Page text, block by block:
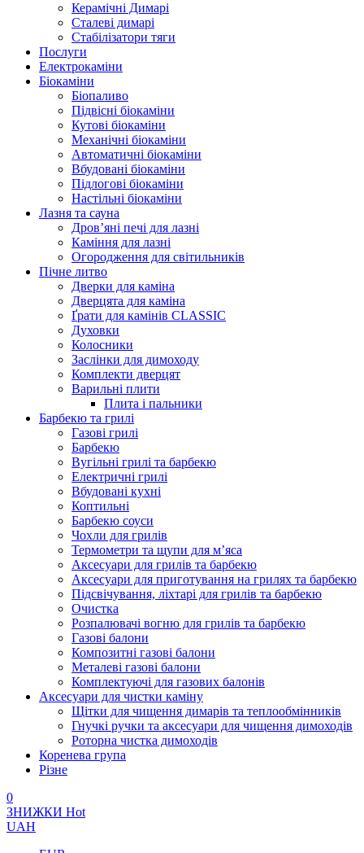
Керамічні Димарі
Сталеві димарі
Стабілізатори тяги
Послуги
Електрокаміни
Біокаміни
Біопаливо
Підвісні біокаміни
Кутові біокаміни
Механічні біокаміни
Автоматичні біокаміни
Вбудовані біокаміни
Підлогові біокаміни
Настільні біокаміни
Лазня та сауна
Дров’яні печі для лазні
Каміння для лазні
Огородження для світильників
Пічне литво
Дверки для каміна
Дверцята для каміна
Ґрати для камінів CLASSIC
Духовки
Колосники
Заслінки для димоходу
Комплекти дверцят
Варильні плити
Плита і пальники
Барбекю та грилі
Газові грилі
Барбекю
Вугільні грилі та барбекю
Електричні грилі
Вбудовані кухні
Коптильні
Барбекю соуси
Чохли для грилів
Термометри та щупи для м’яса
Аксесуари для грилів та барбекю
Аксесуари для приготування на грилях та барбекю
Підсвічування, ліхтарі для грилів та барбекю
Очистка
Розпалювачі вогню для грилів та барбекю
Газові балони
Композитні газові балони
Металеві газові балони
Комплектуючі для газових балонів
Аксесуари для чистки каміну
Щітки для чищення димарів та теплообмінників
Гнучкі ручки та аксесуари для чищення димоходів
Роторна чистка димоходів
Коренева група
Різне
0
ЗНИЖКИ Hot
UAH